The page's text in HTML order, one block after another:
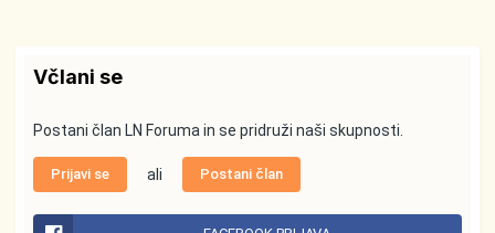
Včlani se
Postani član LN Foruma in se pridruži naši skupnosti.
Prijavi se ali Postani član